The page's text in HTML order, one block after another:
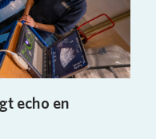
echo en